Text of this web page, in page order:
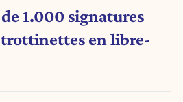
1.000 signatures
trottinettes en libre-